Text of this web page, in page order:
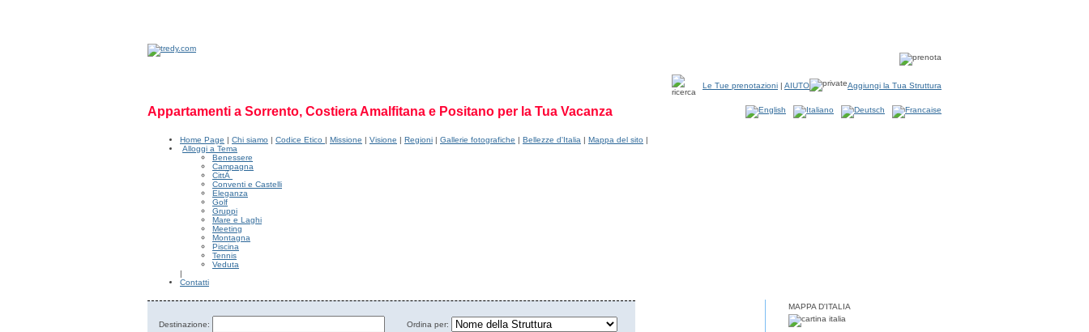
Le Tue prenotazioni | AIUTO Aggiungi la Tua Struttura
Appartamenti a Sorrento, Costiera Amalfitana e Positano per la Tua Vacanza
Home Page | Chi siamo | Codice Etico | Missione | Visione | Regioni | Gallerie fotografiche | Bellezze d'Italia | Mappa del sito |
Alloggi a Tema
Benessere
Campagna
CittÃ
Conventi e Castelli
Eleganza
Golf
Gruppi
Mare e Laghi
Meeting
Montagna
Piscina
Tennis
Veduta
|
Contatti
Destinazione: Ordina per:
MAPPA D'ITALIA